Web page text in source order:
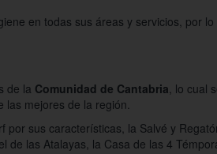
en todas sus áreas y servicios, por
de la Comunidad de Cantabria, lo cual
las mejores de la región.
sus características, la Salvé y
las Atalayas, la Casa de las 4